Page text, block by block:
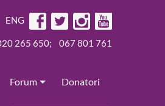
ENG
265 650; 067 801 761
Forum Donatori